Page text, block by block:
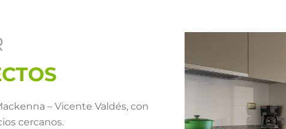
– Vicente Valdés, con
cercanos.